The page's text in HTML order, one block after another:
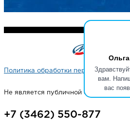
вам.
вас
Политика обработки персональных
Не является публичной офертой
+7 (3462) 550-877